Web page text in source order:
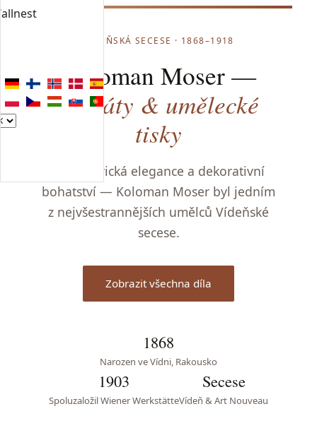
VÍDEŇSKÁ SECESE · 1868–1918
Koloman Moser —
plakáty & umělecké
tisky
Geometrická elegance a dekorativní
bohatství — Koloman Moser byl jedním
z nejvšestrannějších umělců Vídeňské
secese.
Zobrazit všechna díla
1868
Narozen ve Vídni, Rakousko
1903
Spoluzaložil Wiener Werkstätte
Secese
Vídeň & Art Nouveau